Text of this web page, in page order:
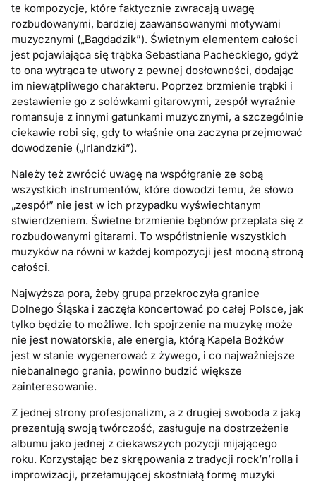
te kompozycje, które faktycznie zwracają uwagę
rozbudowanymi, bardziej zaawansowanymi motywami
muzycznymi („Bagdadzik”). Świetnym elementem całości
jest pojawiająca się trąbka Sebastiana Pacheckiego, gdyż
to ona wytrąca te utwory z pewnej dosłowności, dodając
im niewątpliwego charakteru. Poprzez brzmienie trąbki i
zestawienie go z solówkami gitarowymi, zespół wyraźnie
romansuje z innymi gatunkami muzycznymi, a szczególnie
ciekawie robi się, gdy to właśnie ona zaczyna przejmować
dowodzenie („Irlandzki”).
Należy też zwrócić uwagę na współgranie ze sobą
wszystkich instrumentów, które dowodzi temu, że słowo
„zespół” nie jest w ich przypadku wyświechtanym
stwierdzeniem. Świetne brzmienie bębnów przeplata się z
rozbudowanymi gitarami. To współistnienie wszystkich
muzyków na równi w każdej kompozycji jest mocną stroną
całości.
Najwyższa pora, żeby grupa przekroczyła granice
Dolnego Śląska i zaczęła koncertować po całej Polsce, jak
tylko będzie to możliwe. Ich spojrzenie na muzykę może
nie jest nowatorskie, ale energia, którą Kapela Bożków
jest w stanie wygenerować z żywego, i co najważniejsze
niebanalnego grania, powinno budzić większe
zainteresowanie.
Z jednej strony profesjonalizm, a z drugiej swoboda z jaką
prezentują swoją twórczość, zasługuje na dostrzeżenie
albumu jako jednej z ciekawszych pozycji mijającego
roku. Korzystając bez skrępowania z tradycji rock’n’rolla i
improwizacji, przełamującej skostniałą formę muzyki